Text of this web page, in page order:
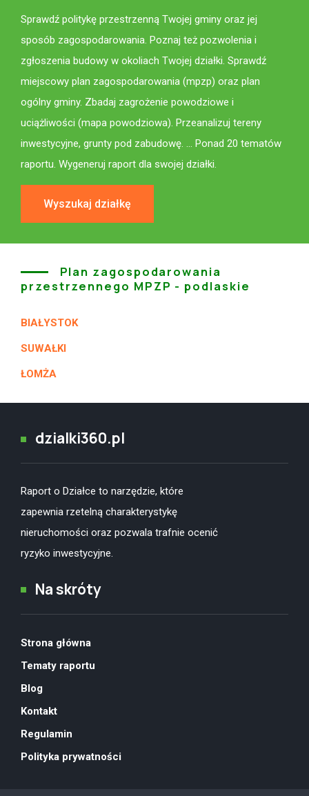
Sprawdź politykę przestrzenną Twojej gminy oraz jej
sposób zagospodarowania. Poznaj też pozwolenia i
zgłoszenia budowy w okoliach Twojej działki. Sprawdź
miejscowy plan zagospodarowania (mpzp) oraz plan
ogólny gminy. Zbadaj zagrożenie powodziowe i
uciążliwości (mapa powodziowa). Przeanalizuj tereny
inwestycyjne, grunty pod zabudowę. ... Ponad 20 tematów
raportu. Wygeneruj raport dla swojej działki.
Wyszukaj działkę
Plan zagospodarowania
przestrzennego MPZP - podlaskie
BIAŁYSTOK
SUWAŁKI
ŁOMŻA
dzialki360.pl
Raport o Działce to narzędzie, które
zapewnia rzetelną charakterystykę
nieruchomości oraz pozwala trafnie ocenić
ryzyko inwestycyjne.
Na skróty
Strona główna
Tematy raportu
Blog
Kontakt
Regulamin
Polityka prywatności